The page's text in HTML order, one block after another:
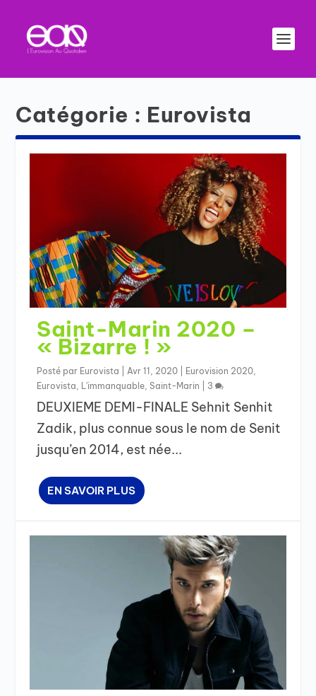
Catégorie : Eurovista
Saint-Marin 2020 –
« Bizarre ! »
Posté par Eurovista Avr 11, 2020 Eurovision 2020
Eurovista
L'immanquable ,Saint-Marin 3
DEUXIEME DEMI-FINALE Sehnit Senhit
Zadik, plus connue sous le nom de Senit
jusqu’en 2014, est née...
EN SAVOIR PLUS